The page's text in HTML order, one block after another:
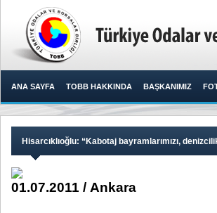
ANA SAYFA TOBB HAKKINDA BAŞKANIMIZ
Hisarcıklıoğlu: “Kabotaj bayramlarımızı,
01.07.2011 / Ankara